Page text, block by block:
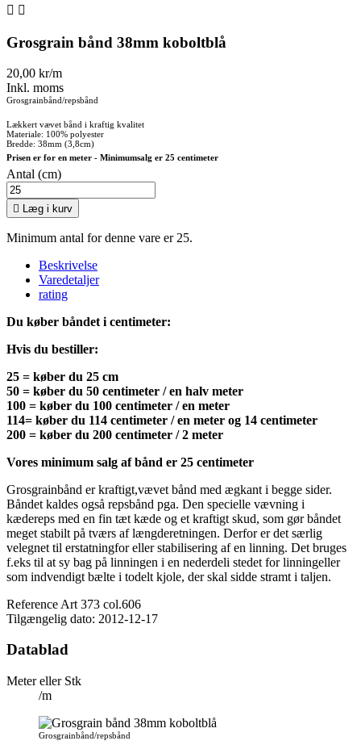
 
Grosgrain bånd 38mm koboltblå
20,00 kr/m
Inkl. moms
Grosgrainbånd/repsbånd
Lækkert vævet bånd i kraftig kvalitet
Materiale: 100% polyester
Bredde: 38mm (3,8cm)
Prisen er for en meter - Minimumsalg er 25 centimeter
Antal (cm)
 Læg i kurv
Minimum antal for denne vare er 25.
Beskrivelse
Varedetaljer
rating
Du køber båndet i centimeter:
Hvis du bestiller:
25 = køber du 25 cm
50 = køber du 50 centimeter / en halv meter
100 = køber du 100 centimeter / en meter
114= køber du 114 centimeter / en meter og 14 centimeter
200 = køber du 200 centimeter / 2 meter
Vores minimum salg af bånd er 25 centimeter
Grosgrainbånd er kraftigt,vævet bånd med ægkant i begge sider.
Båndet kaldes også repsbånd pga. Den specielle vævning i
kædereps med en fin tæt kæde og et kraftigt skud, som gør båndet
meget stabilt på tværs af længderetningen. Derfor er det særlig
velegnet til erstatningfor eller stabilisering af en linning. Det bruges
f.eks til at sy bag på linningen i en nederdeli stedet for linningeller
som indvendigt bælte i todelt kjole, der skal sidde stramt i taljen.
Reference Art 373 col.606
Tilgængelig dato: 2012-12-17
Datablad
Meter eller Stk
/m
Grosgrainbånd/repsbånd